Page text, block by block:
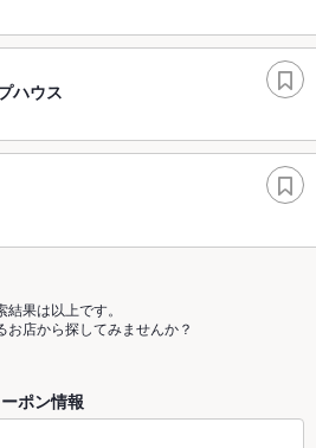
ハウス
結果は以上です。
お店から探してみませんか？
ポン情報